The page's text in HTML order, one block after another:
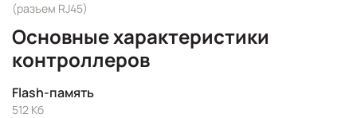
(разъем RJ45)
Основные характеристики
контроллеров
Flash-память
512 Кб